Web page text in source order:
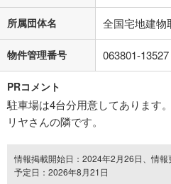
所属団体名 全国宅地建物
物件管理番号 063801-13527
PRコメント
駐車場は4台分用意してあります
リヤさんの隣です。
情報掲載開始日：2024年2月26日、情
予定日：2026年8月21日